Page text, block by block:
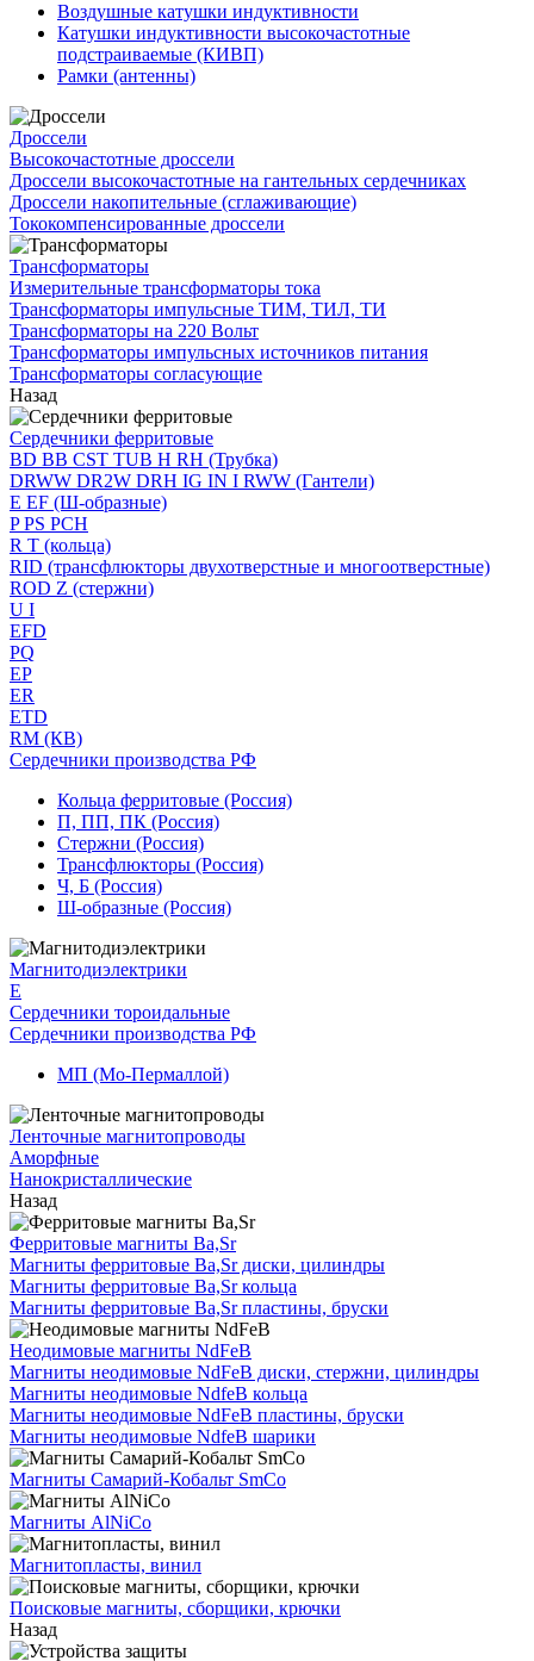
Воздушные катушки индуктивности
Катушки индуктивности высокочастотные
подстраиваемые (КИВП)
Рамки (антенны)
Дроссели
Высокочастотные дроссели
Дроссели высокочастотные на гантельных сердечниках
Дроссели накопительные (сглаживающие)
Тококомпенсированные дроссели
Трансформаторы
Измерительные трансформаторы тока
Трансформаторы импульсные ТИМ, ТИЛ, ТИ
Трансформаторы на 220 Вольт
Трансформаторы импульсных источников питания
Трансформаторы согласующие
Назад
Сердечники ферритовые
BD BB CST TUB H RH (Трубка)
DRWW DR2W DRH IG IN I RWW (Гантели)
E EF (Ш-образные)
P PS PCH
R T (кольца)
RID (трансфлюкторы двухотверстные и многоотверстные)
ROD Z (стержни)
U I
EFD
PQ
EP
ER
ETD
RM (КВ)
Сердечники производства РФ
Кольца ферритовые (Россия)
П, ПП, ПК (Россия)
Стержни (Россия)
Трансфлюкторы (Россия)
Ч, Б (Россия)
Ш-образные (Россия)
Магнитодиэлектрики
E
Сердечники тороидальные
Сердечники производства РФ
МП (Мо-Пермаллой)
Ленточные магнитопроводы
Аморфные
Нанокристаллические
Назад
Ферритовые магниты Ba,Sr
Магниты ферритовые Ba,Sr диски, цилиндры
Магниты ферритовые Ba,Sr кольца
Магниты ферритовые Ba,Sr пластины, бруски
Неодимовые магниты NdFeB
Магниты неодимовые NdFeB диски, стержни, цилиндры
Магниты неодимовые NdfeB кольца
Магниты неодимовые NdFeB пластины, бруски
Магниты неодимовые NdfeB шарики
Магниты Самарий-Кобальт SmCo
Магниты AlNiCo
Магнитопласты, винил
Поисковые магниты, сборщики, крючки
Назад